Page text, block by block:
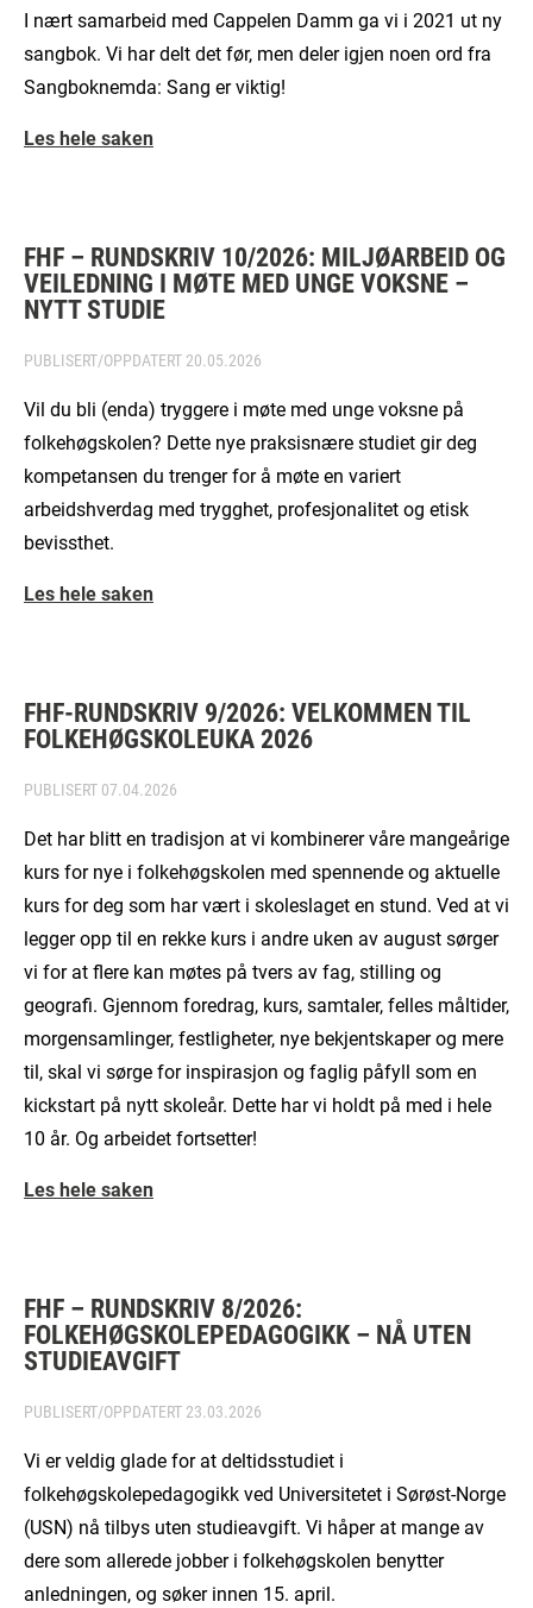
I nært samarbeid med Cappelen Damm ga vi i 2021 ut ny
sangbok. Vi har delt det før, men deler igjen noen ord fra
Sangboknemda: Sang er viktig!
Les hele saken
FHF – RUNDSKRIV 10/2026: MILJØARBEID OG
VEILEDNING I MØTE MED UNGE VOKSNE –
NYTT STUDIE
PUBLISERT/OPPDATERT 20.05.2026
Vil du bli (enda) tryggere i møte med unge voksne på
folkehøgskolen? Dette nye praksisnære studiet gir deg
kompetansen du trenger for å møte en variert
arbeidshverdag med trygghet, profesjonalitet og etisk
bevissthet.
Les hele saken
FHF-RUNDSKRIV 9/2026: VELKOMMEN TIL
FOLKEHØGSKOLEUKA 2026
PUBLISERT 07.04.2026
Det har blitt en tradisjon at vi kombinerer våre mangeårige
kurs for nye i folkehøgskolen med spennende og aktuelle
kurs for deg som har vært i skoleslaget en stund. Ved at vi
legger opp til en rekke kurs i andre uken av august sørger
vi for at flere kan møtes på tvers av fag, stilling og
geografi. Gjennom foredrag, kurs, samtaler, felles måltider,
morgensamlinger, festligheter, nye bekjentskaper og mere
til, skal vi sørge for inspirasjon og faglig påfyll som en
kickstart på nytt skoleår. Dette har vi holdt på med i hele
10 år. Og arbeidet fortsetter!
Les hele saken
FHF – RUNDSKRIV 8/2026:
FOLKEHØGSKOLEPEDAGOGIKK – NÅ UTEN
STUDIEAVGIFT
PUBLISERT/OPPDATERT 23.03.2026
Vi er veldig glade for at deltidsstudiet i
folkehøgskolepedagogikk ved Universitetet i Sørøst-Norge
(USN) nå tilbys uten studieavgift. Vi håper at mange av
dere som allerede jobber i folkehøgskolen benytter
anledningen, og søker innen 15. april.